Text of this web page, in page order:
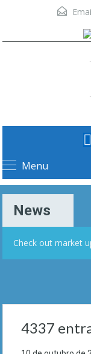
Menu
News
Check out market
4337